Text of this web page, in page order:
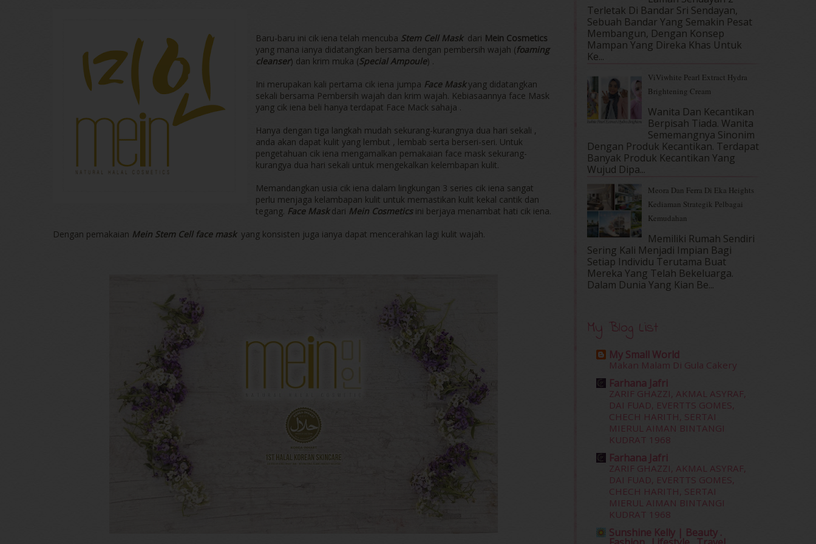
Baru-baru ini cik iena telah mencuba Stem Cell Mask dari Mein Cosmetics
yang mana ianya didatangkan bersama dengan pembersih wajah (foaming
cleanser) dan krim muka (Special Ampoule) .
Ini merupakan kali pertama cik iena jumpa Face Maskyang didatangkan
sekali bersama Pembersih wajah dan krim wajah. Kebiasaannya face Mask
yang cik iena beli hanya terdapat Face Mack sahaja .
Hanya dengan tiga langkah mudah sekurang-kurangnya dua hari sekali ,
anda akan dapat kulit yang lembut , lembab serta berseri-seri. Untuk
pengetahuan cik iena mengamalkan pemakaian face mask sekurang-
kurangya dua hari sekali untuk mengekalkan kelembapan kulit.
Memandangkan usia cik iena dalam lingkungan 3 series cik iena sangat
perlu menjaga kelambapan kulit untuk memastikan kulit kekal cantik dan
tegang. Face Maskdari Mein Cosmeticsini berjaya menambat hati cik iena.
Dengan pemakaian Mein Stem Cell face maskyang konsisten juga ianya dapat mencerahkan lagi kulit wajah.
Terletak Di Bandar Sri Sendayan,
Sebuah Bandar Yang Semakin Pesat
Membangun, Dengan Konsep
Mampan Yang Direka Khas Untuk
Ke...
ViViwhite Pearl Extract Hydra
Brightening Cream
Wanita Dan Kecantikan
Berpisah Tiada. Wanita
Sememangnya Sinonim
Dengan Produk Kecantikan. Terdapat
Banyak Produk Kecantikan Yang
Wujud Dipa...
Meora Dan Ferra Di Eka Heights
Kediaman Strategik Pelbagai
Kemudahan
Memiliki Rumah Sendiri
Sering Kali Menjadi Impian Bagi
Setiap Individu Terutama Buat
Mereka Yang Telah Bekeluarga.
Dalam‍ Dunia Yang Kian Be...
My Blog List
My Small World
Makan Malam Di Gula Cakery
Farhana Jafri
ZARIF GHAZZI, AKMAL ASYRAF,
DAI FUAD, EVERTTS GOMES,
CHECH HARITH, SERTAI
MIERUL AIMAN BINTANGI
KUDRAT 1968
Farhana Jafri
ZARIF GHAZZI, AKMAL ASYRAF,
DAI FUAD, EVERTTS GOMES,
CHECH HARITH, SERTAI
MIERUL AIMAN BINTANGI
KUDRAT 1968
Sunshine Kelly | Beauty .